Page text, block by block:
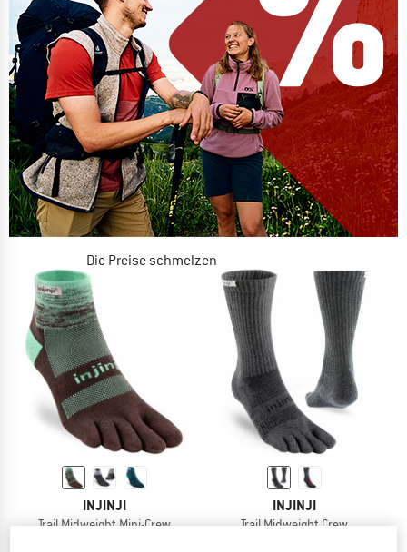
Die Preise schmelzen
JETZT BIS ZU 50% RABATT
ZUM SOMMER SALE
INJINJI
Trail Midweight Mini-Crew
INJINJI
Trail Midweight Crew